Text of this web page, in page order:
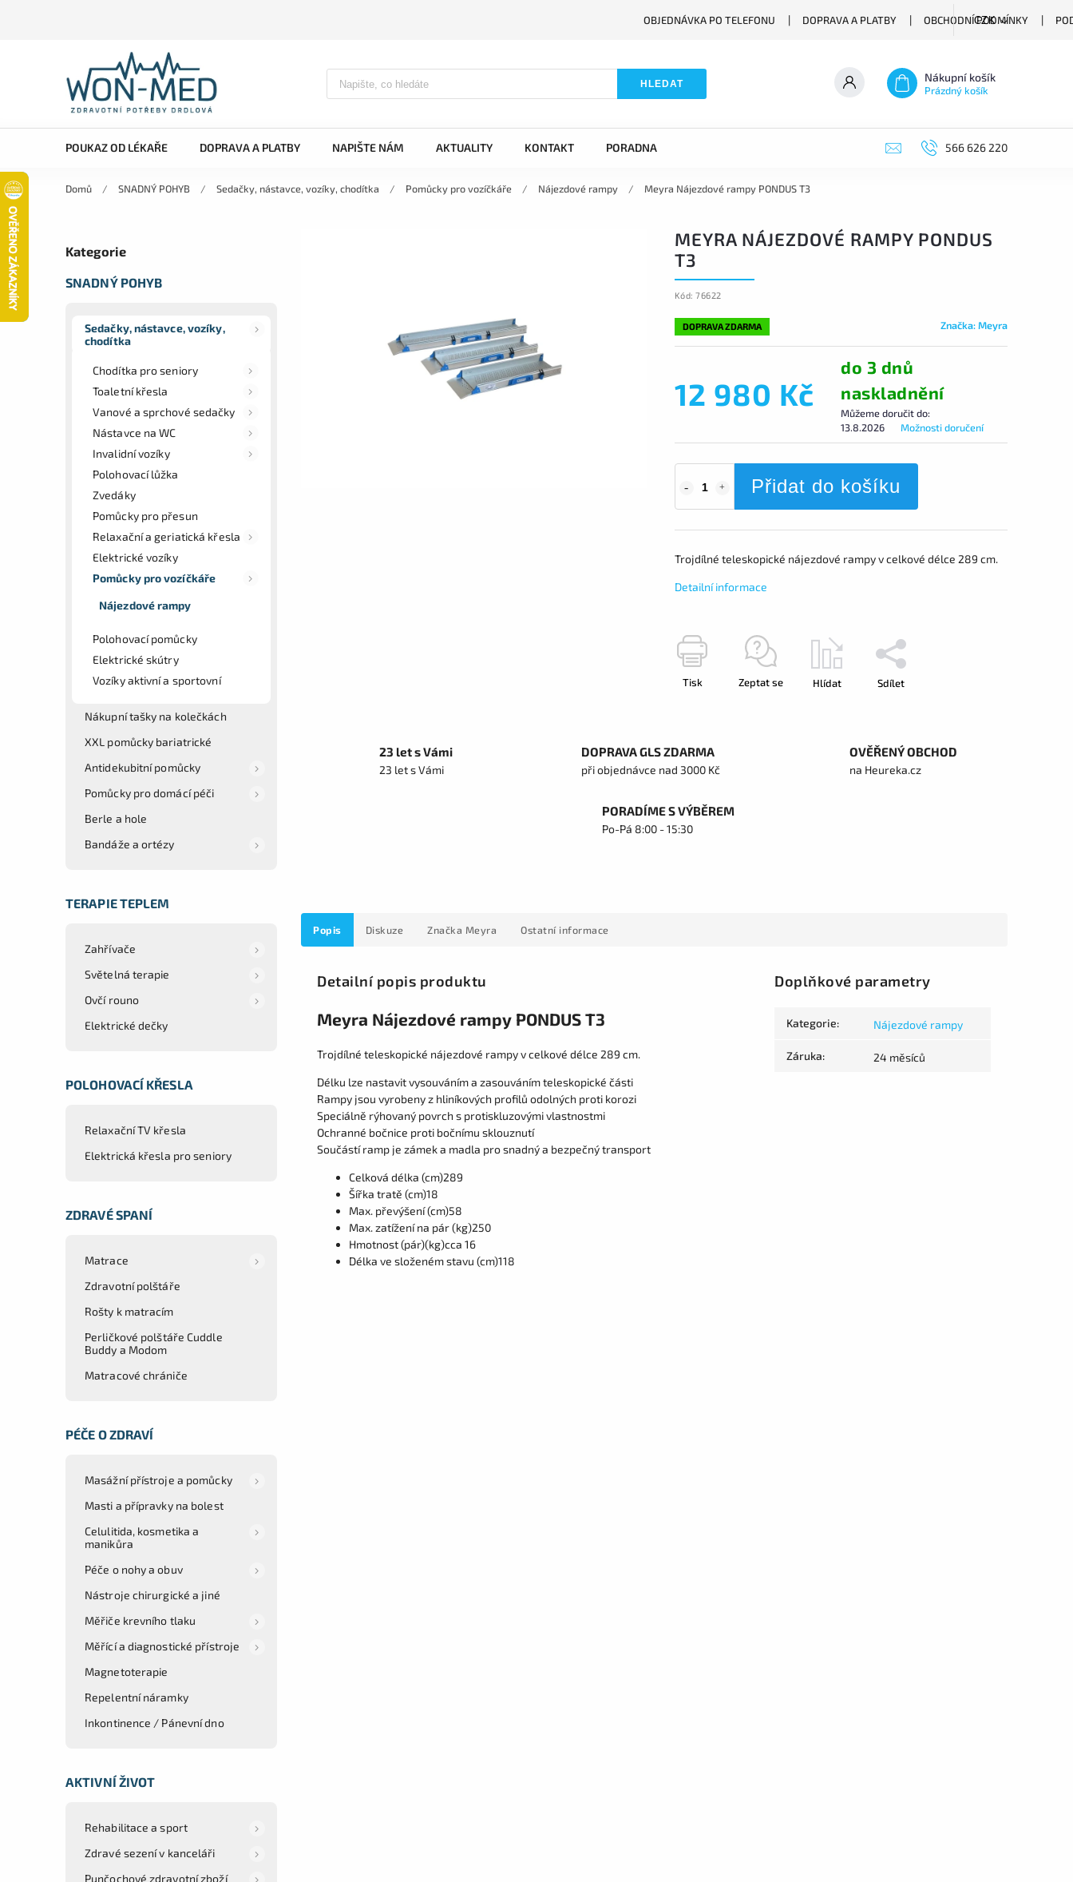
OBJEDNÁVKA PO TELEFONU DOPRAVA A PLATBY OBCHODNÍ PODMÍNKY
CZK
HLEDAT Nákupní košík
Prázdný košík
POUKAZ OD LÉKAŘE DOPRAVA A PLATBY NAPIŠTE NÁM AKTUALITY KONTAKT PORADNA 566 626 220
Domů / SNADNÝ POHYB / Sedačky, nástavce, vozíky, chodítka / Pomůcky pro vozíčkáře / Nájezdové rampy / Meyra Nájezdové rampy PONDUS T3
Kategorie
SNADNÝ POHYB
Sedačky, nástavce, vozíky,
chodítka
Chodítka pro seniory
Toaletní křesla
Vanové a sprchové sedačky
Nástavce na WC
Invalidní vozíky
Polohovací lůžka
Zvedáky
Pomůcky pro přesun
Relaxační a geriatická křesla
Elektrické vozíky
Pomůcky pro vozíčkáře
Nájezdové rampy
Polohovací pomůcky
Elektrické skútry
Vozíky aktivní a sportovní
Nákupní tašky na kolečkách
XXL pomůcky bariatrické
Antidekubitní pomůcky
Pomůcky pro domácí péči
Berle a hole
Bandáže a ortézy
TERAPIE TEPLEM
Zahřívače
Světelná terapie
Ovčí rouno
Elektrické dečky
POLOHOVACÍ KŘESLA
Relaxační TV křesla
Elektrická křesla pro seniory
ZDRAVÉ SPANÍ
Matrace
Zdravotní polštáře
Rošty k matracím
Perličkové polštáře Cuddle
Buddy a Modom
Matracové chrániče
PÉČE O ZDRAVÍ
Masážní přístroje a pomůcky
Masti a přípravky na bolest
Celulitida, kosmetika a
manikůra
Péče o nohy a obuv
Nástroje chirurgické a jiné
Měřiče krevního tlaku
Měřící a diagnostické přístroje
Magnetoterapie
Repelentní náramky
Inkontinence / Pánevní dno
AKTIVNÍ ŽIVOT
Rehabilitace a sport
Zdravé sezení v kanceláři
Punčochové zdravotní zboží
MEYRA NÁJEZDOVÉ RAMPY PONDUS
T3
Kód: 76622
DOPRAVA ZDARMA Značka:Meyra
12 980 Kč
do 3 dnů
naskladnění
Můžeme doručit do:
13.8.2026
Možnosti doručení
Přidat do košíku
Trojdílné teleskopické nájezdové rampy v celkové délce 289 cm.
Detailní informace
Tisk Zeptat se Hlídat Sdílet
23 let s Vámi
23 let s Vámi
DOPRAVA GLS ZDARMA
při objednávce nad 3000 Kč
OVĚŘENÝ OBCHOD
na Heureka.cz
PORADÍME S VÝBĚREM
Po-Pá 8:00 - 15:30
Popis Diskuze Značka Meyra Ostatní informace
Detailní popis produktu
Meyra Nájezdové rampy PONDUS T3
Trojdílné teleskopické nájezdové rampy v celkové délce 289 cm.
Délku lze nastavit vysouváním a zasouváním teleskopické části
Rampy jsou vyrobeny z hliníkových profilů odolných proti korozi
Speciálně rýhovaný povrch s protiskluzovými vlastnostmi
Ochranné bočnice proti bočnímu sklouznutí
Součástí ramp je zámek a madla pro snadný a bezpečný transport
Celková délka (cm)289
Šířka tratě (cm)18
Max. převýšení (cm)58
Max. zatížení na pár (kg)250
Hmotnost (pár)(kg)cca 16
Délka ve složeném stavu (cm)118
Doplňkové parametry
Kategorie: Nájezdové rampy
Záruka: 24 měsíců